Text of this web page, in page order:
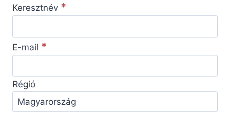
Keresztnév *
E-mail *
Régió